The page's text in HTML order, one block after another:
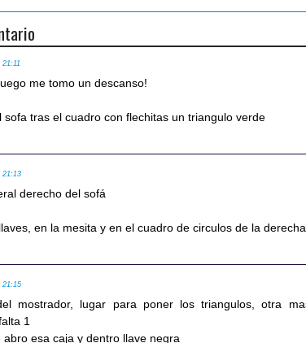
me tomo un descanso!
sofa tras el cuadro con flechitas un triangulo verde
21:13
derecho del sofá
en la mesita y en el cuadro de circulos de la derecha
21:15
mostrador, lugar para poner los triangulos, otra
1
abro esa caja y dentro llave negra